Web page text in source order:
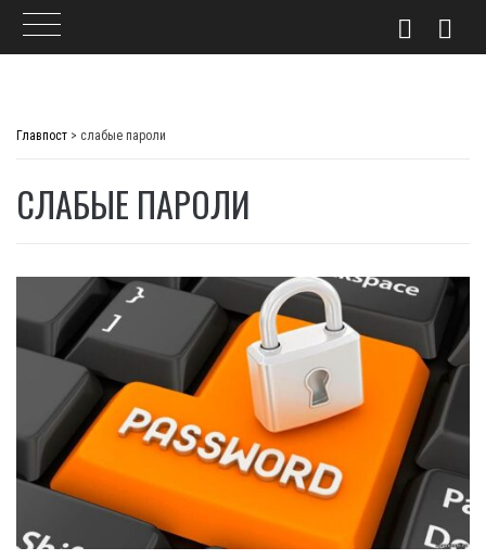
Главпост > слабые пароли
СЛАБЫЕ ПАРОЛИ